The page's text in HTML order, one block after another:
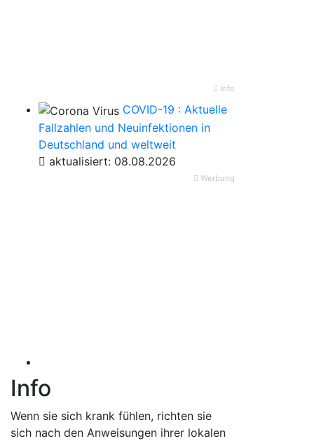
Info
COVID-19 : Aktuelle
Fallzahlen und Neuinfektionen in
Deutschland und weltweit
aktualisiert: 08.08.2026
Werbung
Info
Wenn sie sich krank fühlen, richten sie
sich nach den Anweisungen ihrer lokalen